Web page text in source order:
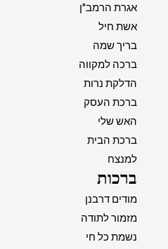
אגרת הרמב"ן
אשת חיל
בריך שמה
ברכה למקווה
הדלקת נרות
ברכת העסק
האש שלי
ברכת הבית
למנצח
ברכות
מודים דרבנן
מזמור לתודה
נשמת כל חי